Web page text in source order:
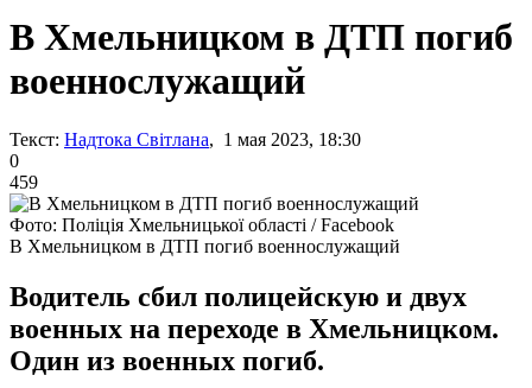
В Хмельницком в ДТП погиб
военнослужащий
Текст: Надтока Світлана, 1 мая 2023, 18:30
0
459
Фото: Поліція Хмельницької області / Facebook
В Хмельницком в ДТП погиб военнослужащий
Водитель сбил полицейскую и двух
военных на переходе в Хмельницком.
Один из военных погиб.